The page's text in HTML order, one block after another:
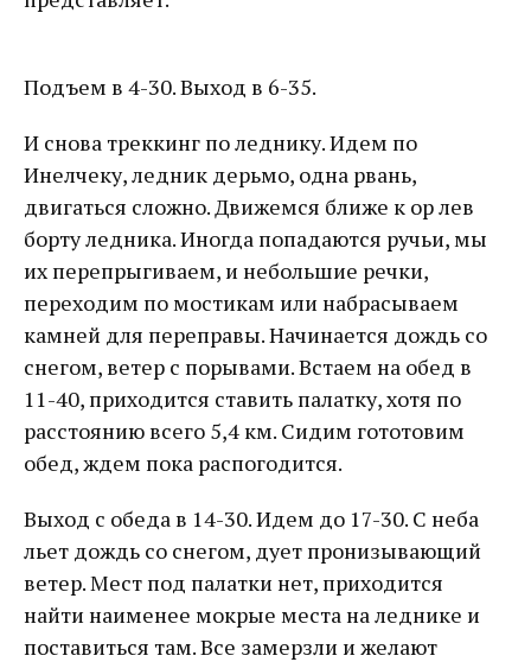
Подъем в 4-30. Выход в 6-35.
И снова треккинг по леднику. Идем по
Инелчеку, ледник дерьмо, одна рвань,
двигаться сложно. Движемся ближе к ор лев
борту ледника. Иногда попадаются ручьи, мы
их перепрыгиваем, и небольшие речки,
переходим по мостикам или набрасываем
камней для переправы. Начинается дождь со
снегом, ветер с порывами. Встаем на обед в
11-40, приходится ставить палатку, хотя по
расстоянию всего 5,4 км. Сидим гототовим
обед, ждем пока распогодится.
Выход с обеда в 14-30. Идем до 17-30. С неба
льет дождь со снегом, дует пронизывающий
ветер. Мест под палатки нет, приходится
найти наименее мокрые места на леднике и
поставиться там. Все замерзли и желают